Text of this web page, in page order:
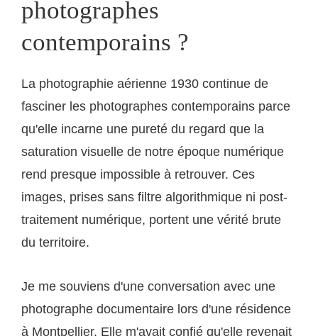
photographes
contemporains ?
La photographie aérienne 1930 continue de
fasciner les photographes contemporains parce
qu'elle incarne une pureté du regard que la
saturation visuelle de notre époque numérique
rend presque impossible à retrouver. Ces
images, prises sans filtre algorithmique ni post-
traitement numérique, portent une vérité brute
du territoire.
Je me souviens d'une conversation avec une
photographe documentaire lors d'une résidence
à Montpellier. Elle m'avait confié qu'elle revenait